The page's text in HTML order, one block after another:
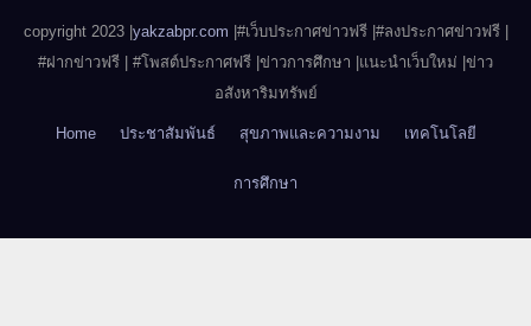
copyright 2023 |yakzabpr.com |#เว็บประกาศข่าวฟรี |#ลงประกาศข่าวฟรี |
#ฝากข่าวฟรี | #โพสต์ประกาศฟรี |ข่าวการศึกษา |แนะนำเว็บใหม่ |ข่าว
อสังหาริมทรัพย์
Home ประชาสัมพันธ์ สุขภาพและความงาม เทคโนโลยี
การศึกษา